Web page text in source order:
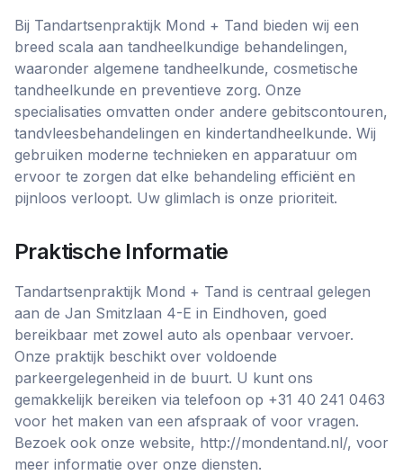
Bij Tandartsenpraktijk Mond + Tand bieden wij een
breed scala aan tandheelkundige behandelingen,
waaronder algemene tandheelkunde, cosmetische
tandheelkunde en preventieve zorg. Onze
specialisaties omvatten onder andere gebitscontouren,
tandvleesbehandelingen en kindertandheelkunde. Wij
gebruiken moderne technieken en apparatuur om
ervoor te zorgen dat elke behandeling efficiënt en
pijnloos verloopt. Uw glimlach is onze prioriteit.
Praktische Informatie
Tandartsenpraktijk Mond + Tand is centraal gelegen
aan de Jan Smitzlaan 4-E in Eindhoven, goed
bereikbaar met zowel auto als openbaar vervoer.
Onze praktijk beschikt over voldoende
parkeergelegenheid in de buurt. U kunt ons
gemakkelijk bereiken via telefoon op +31 40 241 0463
voor het maken van een afspraak of voor vragen.
Bezoek ook onze website, http://mondentand.nl/, voor
meer informatie over onze diensten.